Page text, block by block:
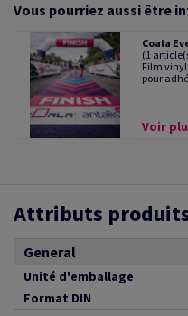
Vous pourriez aussi être
Coala
(1
Film
pour
Voir
Attributs
General
Unité d'emballage
Format DIN